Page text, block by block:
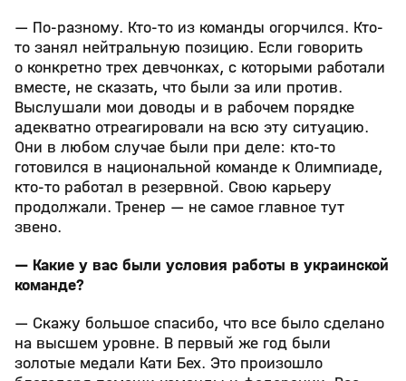
— По-разному. Кто-то из команды огорчился. Кто-
то занял нейтральную позицию. Если говорить
о конкретно трех девчонках, с которыми работали
вместе, не сказать, что были за или против.
Выслушали мои доводы и в рабочем порядке
адекватно отреагировали на всю эту ситуацию.
Они в любом случае были при деле: кто-то
готовился в национальной команде к Олимпиаде,
кто-то работал в резервной. Свою карьеру
продолжали. Тренер — не самое главное тут
звено.
— Какие у вас были условия работы в украинской
команде?
— Скажу большое спасибо, что все было сделано
на высшем уровне. В первый же год были
золотые медали Кати Бех. Это произошло